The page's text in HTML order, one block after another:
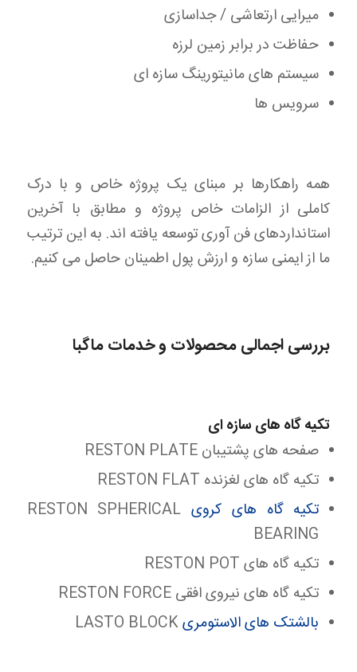
میرایی ارتعاشی / جداسازی
حفاظت در برابر زمین لرزه
سیستم های مانیتورینگ سازه ای
سرویس ها
همه راهکارها بر مبنای یک پروژه خاص و با درک
کاملی از الزامات خاص پروژه و مطابق با آخرین
استانداردهای فن آوری توسعه یافته اند. به این ترتیب
ما از ایمنی سازه و ارزش پول اطمینان حاصل می کنیم.
بررسی اجمالی محصولات و خدمات ماگبا
تکیه گاه های سازه ای
صفحه های پشتیبان RESTON PLATE
تکیه گاه های لغزنده RESTON FLAT
تکیه گاه های کروی RESTON SPHERICAL
BEARING
تکیه گاه های RESTON POT
تکیه گاه های نیروی افقی RESTON FORCE
بالشتک های الاستومریLASTO BLOCK